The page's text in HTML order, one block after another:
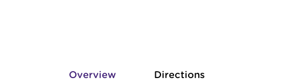
Overview Directions